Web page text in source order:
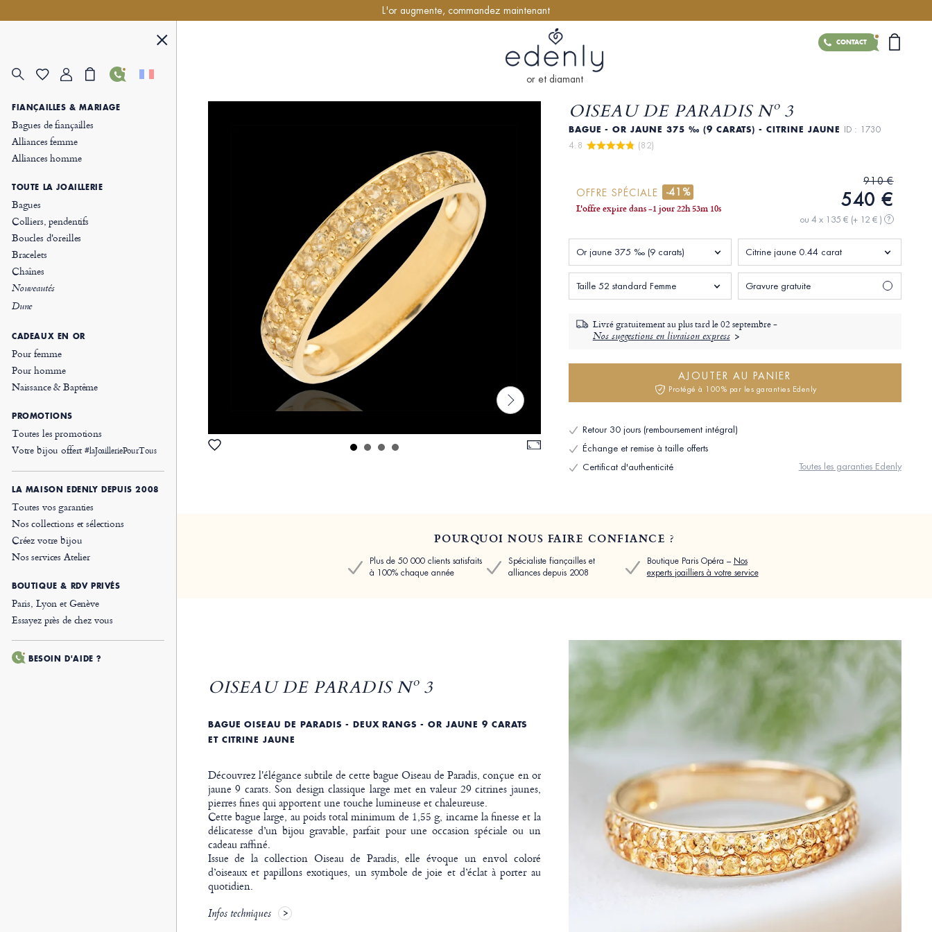
FIANÇAILLES & MARIAGE
Bagues de fiançailles
Alliances femme
Alliances homme
TOUTE LA JOAILLERIE
Bagues
Colliers, pendentifs
Boucles d'oreilles
Bracelets
Chaînes
Nouveautés
Dune
CADEAUX EN OR
Pour femme
Pour homme
Naissance & Baptême
PROMOTIONS
Toutes les promotions
Votre bijou offert#laJoailleriePourTous
LA MAISON EDENLY DEPUIS 2008
Toutes vos garanties
Nos collections et sélections
Créez votre bijou
Nos services Atelier
BOUTIQUE & RDV PRIVÉS
Paris, Lyon et Genève
Essayez près de chez vous
BESOIN D'AIDE ?
L'or augmente, commandez maintenant
CONTACT
or et diamant
OISEAU DE PARADIS Nº 3
BAGUE - OR JAUNE 375 ‰ (9 CARATS) - CITRINE JAUNE ID : 1730
4.8
(82)
OFFRE SPÉCIALE
-41%
L'offre expire dans-1 jour22h53m 09s
910 €
540 €
ou 4 x 135 € (+ 12 € ) ?
Or jaune 375 ‰ (9 carats) Citrine jaune 0.44 carat
Taille 52 standard Femme Gravure gratuite
Livré gratuitement au plus tard le02 septembre -
Nos suggestions en livraison express
AJOUTER AU PANIER
Protégé à 100% par les garanties Edenly
Retour 30 jours (remboursement intégral)
Échange et remise à taille offerts
Certificat d'authenticité
Toutes les garanties Edenly
POURQUOI NOUS FAIRE CONFIANCE ?
Plus de 50 000 clients satisfaits
à 100% chaque année
Spécialiste fiançailles et
alliances depuis 2008
Boutique Paris Opéra – Nos
experts joailliers à votre service
OISEAU DE PARADIS Nº 3
BAGUE OISEAU DE PARADIS - DEUX RANGS - OR JAUNE 9 CARATS
ET CITRINE JAUNE
Découvrez l'élégance subtile de cette bague Oiseau de Paradis, conçue en or
jaune 9 carats. Son design classique large met en valeur 29 citrines jaunes,
pierres fines qui apportent une touche lumineuse et chaleureuse.
Cette bague large, au poids total minimum de 1,55 g, incarne la finesse et la
délicatesse d’un bijou gravable, parfait pour une occasion spéciale ou un
cadeau raffiné.
Issue de la collection Oiseau de Paradis, elle évoque un envol coloré
d’oiseaux et papillons exotiques, un symbole de joie et d’éclat à porter au
quotidien.
Infos techniques